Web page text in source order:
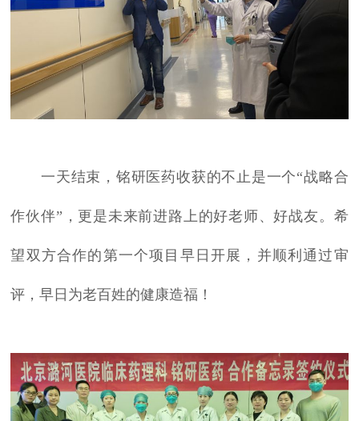
一天结束，铭研医药收获的不止是一个“战略合
作伙伴”，更是未来前进路上的好老师、好战友。希
望双方合作的第一个项目早日开展，并顺利通过审
评，早日为老百姓的健康造福！